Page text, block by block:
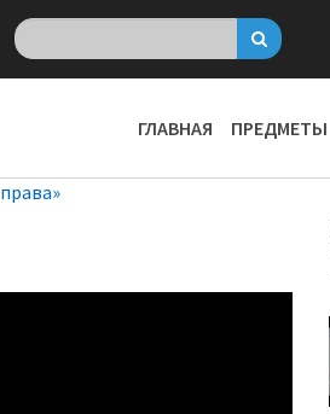
ГЛАВНАЯ ПРЕДМЕТЫ